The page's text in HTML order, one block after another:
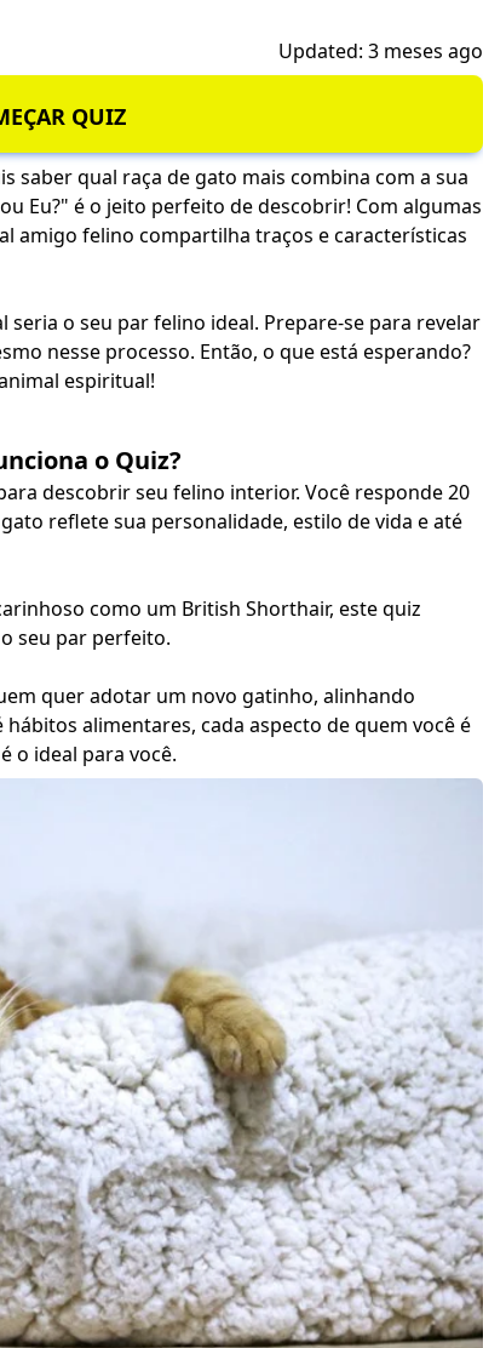
Updated: 3 meses ago
QUIZ
saber qual raça de gato mais combina com a sua
Eu?" é o jeito perfeito de descobrir! Com algumas
amigo felino compartilha traços e características
o seu par felino ideal. Prepare-se para revelar
nesse processo. Então, o que está esperando?
espiritual!
o Quiz?
descobrir seu felino interior. Você responde 20
reflete sua personalidade, estilo de vida e até
como um British Shorthair, este quiz
seu par perfeito.
quer adotar um novo gatinho, alinhando
alimentares, cada aspecto de quem você é
o ideal para você.